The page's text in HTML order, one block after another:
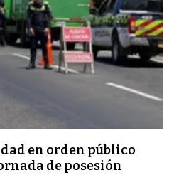
en orden público
de posesión